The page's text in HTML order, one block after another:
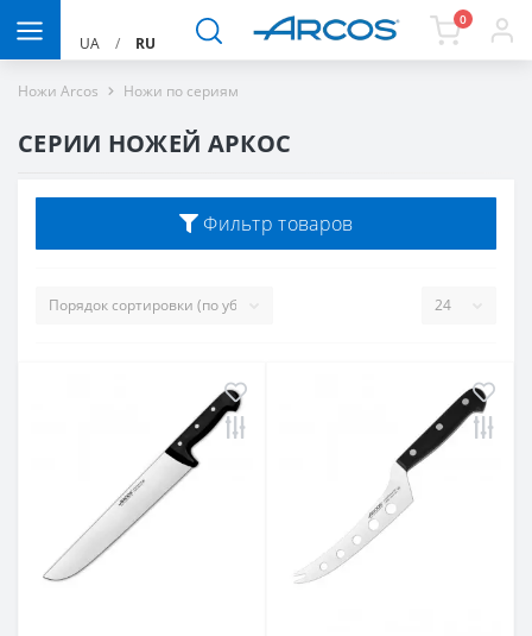
UA / RU
0
Ножи Arcos Ножи по сериям
СЕРИИ НОЖЕЙ АРКОС
Фильтр товаров